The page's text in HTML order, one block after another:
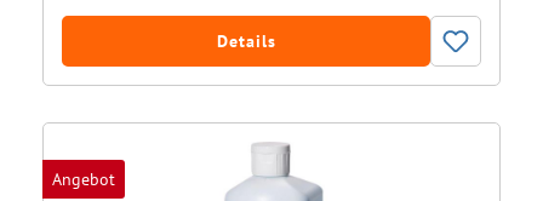
Details
Angebot